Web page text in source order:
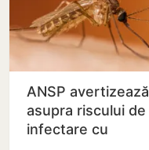
ANSP avertizează
asupra riscului de
infectare cu